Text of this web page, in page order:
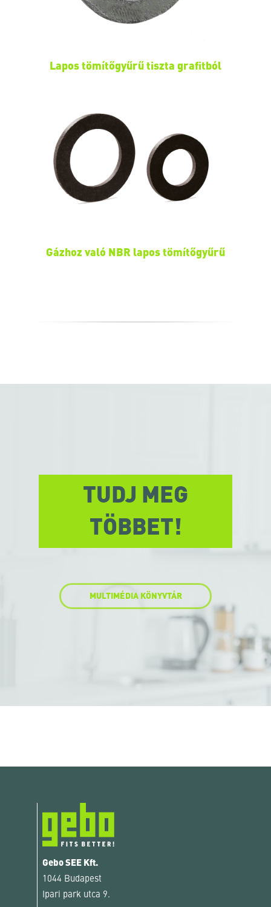
Lapos tömítőgyűrű tiszta grafitból
Gázhoz való NBR lapos tömítőgyűrű
TUDJ MEG
TÖBBET!
MULTIMÉDIA KÖNYVTÁR
Gebo SEE Kft.
1044 Budapest
Ipari park utca 9.